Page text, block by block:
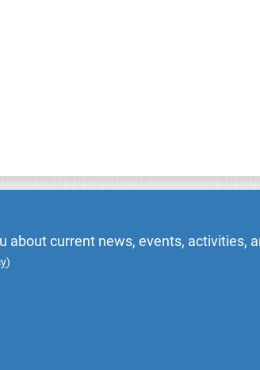
about current news, events, activities,
)